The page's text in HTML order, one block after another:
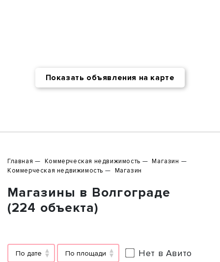
Показать объявления на карте
Главная Коммерческая недвижимость
Магазин
Коммерческая недвижимость
Магазин
Магазины в Волгограде
(224 объекта)
По дате По площади Нет в Авито